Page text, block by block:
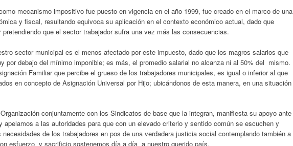
mecanismo impositivo fue puesto en vigencia en el año 1999, fue creado en el marco de una
y fiscal, resultando equivoca su aplicación en el contexto económico actual, dado que
pretendiendo que el sector trabajador sufra una vez más las consecuencias.
sector municipal es el menos afectado por este impuesto, dado que los magros salarios que
por debajo del mínimo imponible; es más, el promedio salarial no alcanza ni al 50% del mismo.
Familiar que percibe el grueso de los trabajadores municipales, es igual o inferior al que
en concepto de Asignación Universal por Hijo; ubicándonos de esta manera, en una situación
conjuntamente con los Sindicatos de base que la integran, manifiesta su apoyo ante
apelamos a las autoridades para que con un elevado criterio y sentido común se escuchen y
de los trabajadores en pos de una verdadera justicia social contemplando también a
esfuerzo y sacrificio sostenemos día a día a nuestro querido país.